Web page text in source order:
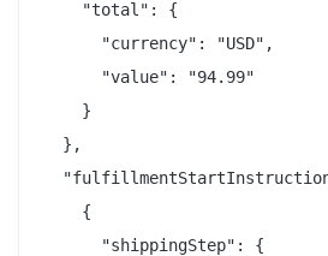
    "total": {
      "currency": "USD",
      "value": "94.99"
    }
  },
    {
      "shippingStep": {